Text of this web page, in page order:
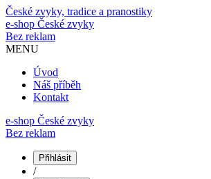
České zvyky, tradice a pranostiky
e-shop České zvyky
Bez reklam
MENU
Úvod
Náš příběh
Kontakt
e-shop České zvyky
Bez reklam
Přihlásit
/